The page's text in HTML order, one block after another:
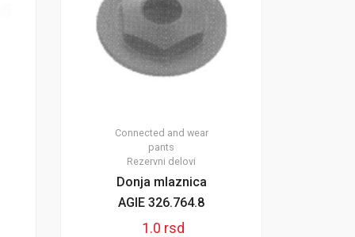
Connected and wear
pants
Rezervni delovi
Donja mlaznica
AGIE 326.764.8
1.0 rsd